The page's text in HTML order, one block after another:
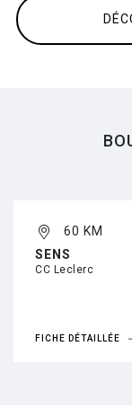
60 KM
SENS
CC Leclerc
FICHE DÉTAILLÉE